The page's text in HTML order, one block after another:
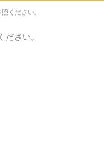
ください。
さい。